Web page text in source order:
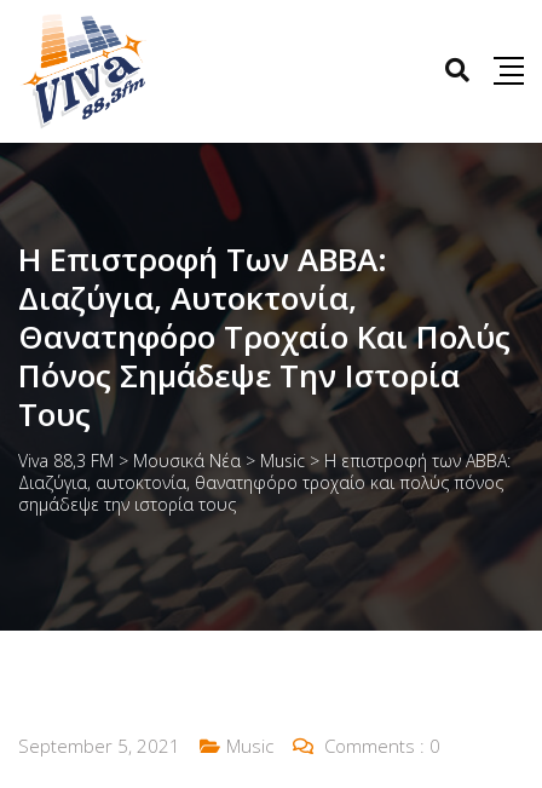
Η Επιστροφή Των ABBA:
Διαζύγια, Αυτοκτονία,
Θανατηφόρο Τροχαίο Και Πολύς
Πόνος Σημάδεψε Την Ιστορία
Τους
Viva 88,3 FM > Μουσικά Νέα > Music > Η επιστροφή των ABBA:
Διαζύγια, αυτοκτονία, θανατηφόρο τροχαίο και πολύς πόνος
σημάδεψε την ιστορία τους
September 5, 2021 Music Comments : 0